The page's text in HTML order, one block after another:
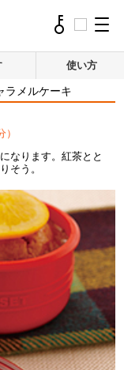
使い方
ラメルケーキ
なります。紅茶とと
そう。